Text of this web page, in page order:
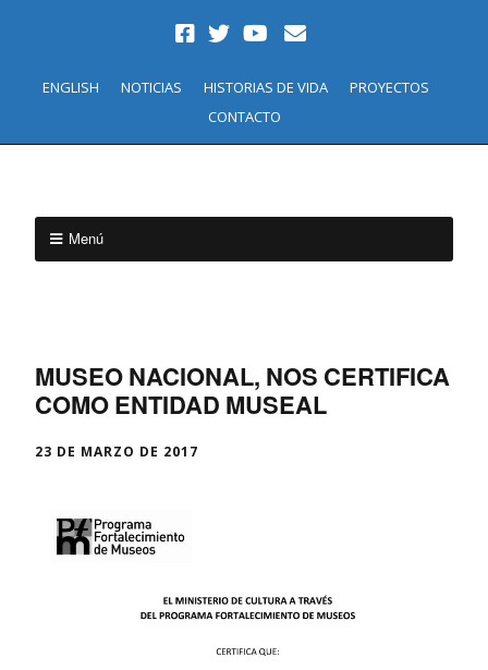
ENGLISH NOTICIAS HISTORIAS DE VIDA
PROYECTOS
CONTACTO
Menú
MUSEO NACIONAL, NOS CERTIFICA
COMO ENTIDAD MUSEAL
23 DE MARZO DE 2017